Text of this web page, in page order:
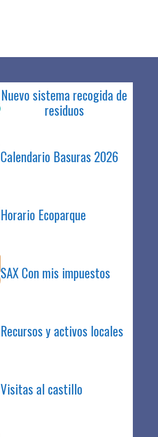
Nuevo sistema recogida de
residuos
Calendario Basuras 2026
Horario Ecoparque
SAX Con mis impuestos
Recursos y activos locales
Visitas al castillo